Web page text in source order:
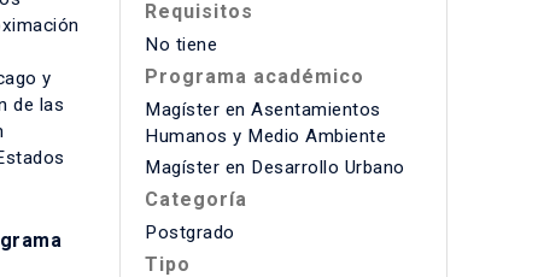
y
de las
Requisitos
No tiene
Programa académico
Magíster en Asentamientos
Humanos y Medio Ambiente
Magíster en Desarrollo Urbano
Categoría
Postgrado
Tipo